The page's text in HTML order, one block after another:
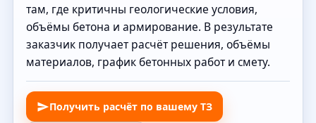
там, где критичны геологические условия,
объёмы бетона и армирование. В результате
заказчик получает расчёт решения, объёмы
материалов, график бетонных работ и смету.
Получить расчёт по вашему ТЗ